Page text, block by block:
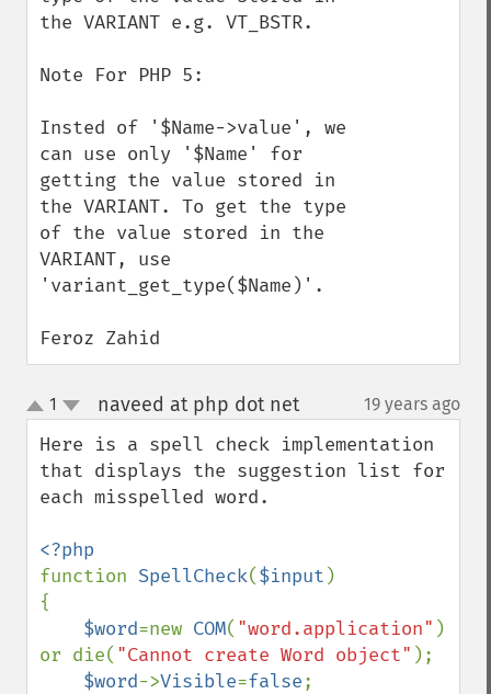
the VARIANT e.g. VT_BSTR.
Note For PHP 5:
Insted of '$Name->value', we
can use only '$Name' for
getting the value stored in
the VARIANT. To get the type
of the value stored in the
VARIANT, use
'variant_get_type($Name)'.
Feroz Zahid
up
down
1 naveed at php dot net¶ 19 years ago
Here is a spell check implementation
that displays the suggestion list for
each misspelled word.
function SpellCheck($input )
{
$word=new COM( "word.application" )
or die( "Cannot create Word object" );
$word->Visible=false;